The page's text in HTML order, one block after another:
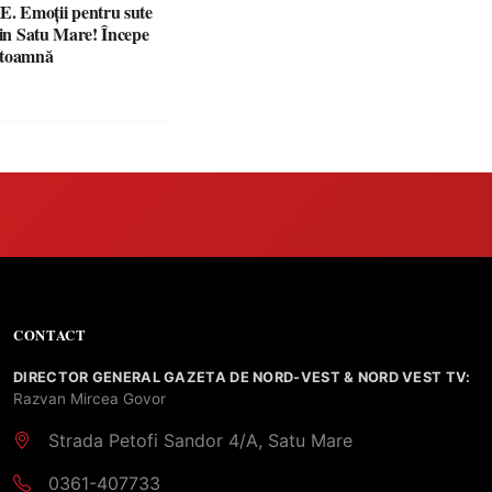
Emoții pentru sute
Satu Mare! Începe
CONTACT
DIRECTOR GENERAL GAZETA DE NORD-VEST & NORD VEST TV:
Razvan Mircea Govor
Strada Petofi Sandor 4/A, Satu Mare
0361-407733